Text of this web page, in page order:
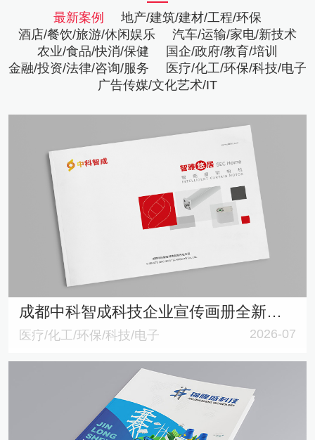
最新案例
地产/建筑/建材/工程/环保
酒店/餐饮/旅游/休闲娱乐
汽车/运输/家电/新技术
农业/食品/快消/保健
国企/政府/教育/培训
金融/投资/法律/咨询/服务
医疗/化工/环保/科技/电子
广告传媒/文化艺术/IT
成都中科智成科技企业宣传画册全新亮相——中英双语横式排版，诠释智能控制专业实力
医疗/化工/环保/科技/电子 2026-07